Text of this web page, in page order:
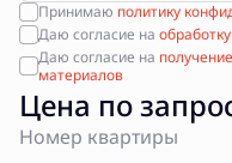
Принимаю политику
Даю согласие на
Даю согласие на
материалов
Цена по
Номер квартиры